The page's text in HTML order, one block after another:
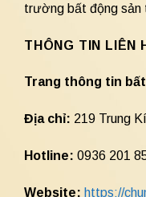
trường bất động sản
THÔNG TIN LIÊN
Trang thông tin
Địa chỉ: 219 Trung
Hotline: 0936 201
Website: https://